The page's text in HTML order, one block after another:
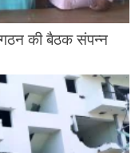
की बैठक संपन्न